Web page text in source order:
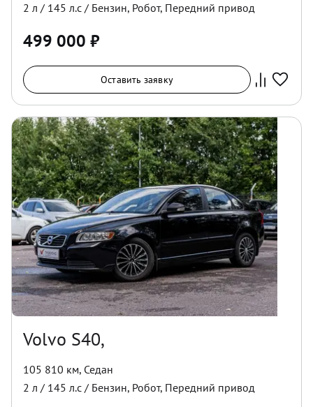
2 л / 145 л.с / Бензин, Робот, Передний привод
499 000 ₽
Оставить заявку
Volvo S40,
105 810 км, Седан
2 л / 145 л.с / Бензин, Робот, Передний привод